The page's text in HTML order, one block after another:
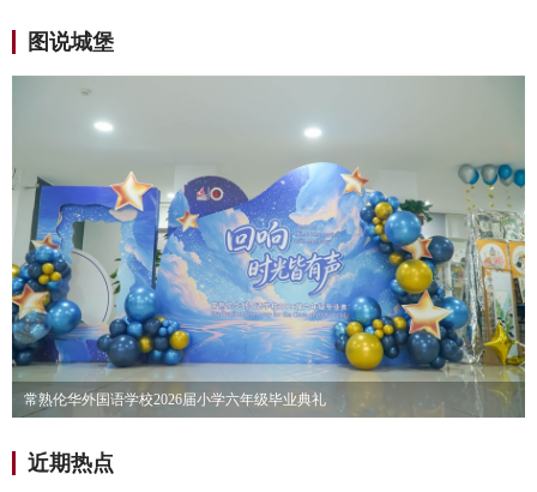
图说城堡
常熟伦华外国语学校2026届小学六年级毕业典礼
近期热点